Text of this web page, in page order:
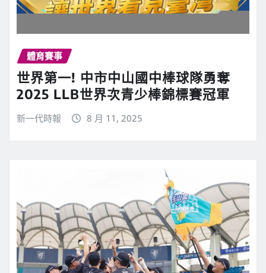
體育賽事
世界第一! 中市中山國中棒球隊勇奪
2025 LLB世界次青少棒錦標賽冠軍
新一代時報 8 月 11, 2025